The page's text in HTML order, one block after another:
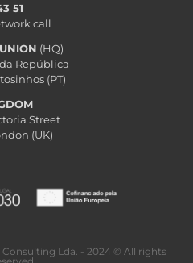
51
call
(HQ)
República
(PT)
Street
(UK)
Consulting Lda. - 2024 © All rights